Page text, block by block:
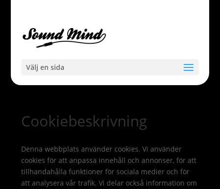
Välj en sida
Cookiebeskrivning
Denna webbplats använder cookies. Vi använder
cookies för att anpassa innehåll och annonser, för att
tillhandahålla funktioner för sociala medier och för
att analysera vår trafik. Vi delar också information om